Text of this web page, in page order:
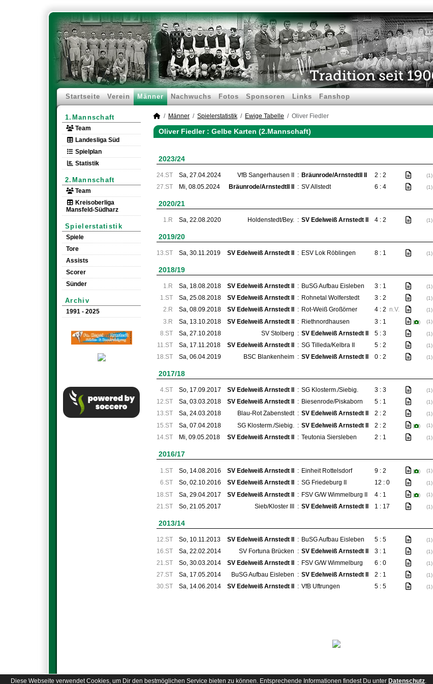
Startseite Verein Männer Nachwuchs Fotos Sponsoren Links Fanshop
1.Mannschaft
Team
Landesliga Süd
Spielplan
Statistik
2.Mannschaft
Team
Kreisoberliga
Mansfeld-Südharz
Spielerstatistik
Spiele
Tore
Assists
Scorer
Sünder
Archiv
1991 - 2025
Männer Spielerstatistik Ewige Tabelle Oliver Fiedler
Oliver Fiedler : Gelbe Karten (2.Mannschaft)
2023/24
24.ST Sa, 27.04.2024 VfB Sangerhausen II : Bräunrode/ArnstedtII II 2 : 2 (1)
27.ST Mi, 08.05.2024 Bräunrode/ArnstedtII II : SV Allstedt 6 : 4 (1)
2020/21
1.R Sa, 22.08.2020 Holdenstedt/Bey. : SV Edelweiß Arnstedt II 4 : 2 (1)
2019/20
13.ST Sa, 30.11.2019 SV Edelweiß Arnstedt II : ESV Lok Röblingen 8 : 1 (1)
2018/19
1.R Sa, 18.08.2018 SV Edelweiß Arnstedt II : BuSG Aufbau Eisleben 3 : 1 (1)
1.ST Sa, 25.08.2018 SV Edelweiß Arnstedt II : Rohnetal Wolferstedt 3 : 2 (1)
2.R Sa, 08.09.2018 SV Edelweiß Arnstedt II : Rot-Weiß Großörner 4 : 2 n.V. (1)
3.R Sa, 13.10.2018 SV Edelweiß Arnstedt II : Riethnordhausen 3 : 1 ( ) (1)
8.ST Sa, 27.10.2018 SV Stolberg : SV Edelweiß Arnstedt II 5 : 3 (1)
11.ST Sa, 17.11.2018 SV Edelweiß Arnstedt II : SG Tilleda/Kelbra II 5 : 2 (1)
18.ST Sa, 06.04.2019 BSC Blankenheim : SV Edelweiß Arnstedt II 0 : 2 (1)
2017/18
4.ST So, 17.09.2017 SV Edelweiß Arnstedt II : SG Klosterm./Siebig. 3 : 3 (1)
12.ST Sa, 03.03.2018 SV Edelweiß Arnstedt II : Biesenrode/Piskaborn 5 : 1 (1)
13.ST Sa, 24.03.2018 Blau-Rot Zabenstedt : SV Edelweiß Arnstedt II 2 : 2 (1)
15.ST Sa, 07.04.2018 SG Klosterm./Siebig. : SV Edelweiß Arnstedt II 2 : 2 ( ) (1)
14.ST Mi, 09.05.2018 SV Edelweiß Arnstedt II : Teutonia Siersleben 2 : 1 (1)
2016/17
1.ST So, 14.08.2016 SV Edelweiß Arnstedt II : Einheit Rottelsdorf 9 : 2 ( ) (1)
6.ST So, 02.10.2016 SV Edelweiß Arnstedt II : SG Friedeburg II 12 : 0 (1)
18.ST Sa, 29.04.2017 SV Edelweiß Arnstedt II : FSV G/W Wimmelburg II 4 : 1 ( ) (1)
21.ST So, 21.05.2017 Sieb/Kloster III : SV Edelweiß Arnstedt II 1 : 17 (1)
2013/14
12.ST So, 10.11.2013 SV Edelweiß Arnstedt II : BuSG Aufbau Eisleben 5 : 5 (1)
16.ST Sa, 22.02.2014 SV Fortuna Brücken : SV Edelweiß Arnstedt II 3 : 1 (1)
21.ST So, 30.03.2014 SV Edelweiß Arnstedt II : FSV G/W Wimmelburg 6 : 0 (1)
27.ST Sa, 17.05.2014 BuSG Aufbau Eisleben : SV Edelweiß Arnstedt II 2 : 1 (1)
30.ST Sa, 14.06.2014 SV Edelweiß Arnstedt II : VfB Uftrungen 5 : 5 (1)
Diese Webseite verwendet Cookies, um Dir den bestmöglichen Service bieten zu können. Entsprechende Informationen findest Du unter Datenschutz.